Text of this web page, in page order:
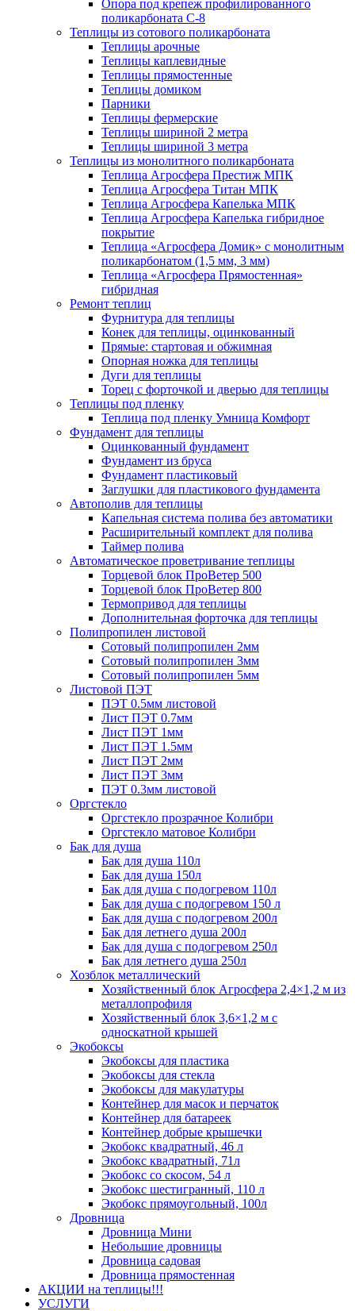
Опора под крепеж профилированного
поликарбоната С-8
Теплицы из сотового поликарбоната
Теплицы арочные
Теплицы каплевидные
Теплицы прямостенные
Теплицы домиком
Парники
Теплицы фермерские
Теплицы шириной 2 метра
Теплицы шириной 3 метра
Теплицы из монолитного поликарбоната
Теплица Агросфера Престиж МПК
Теплица Агросфера Титан МПК
Теплица Агросфера Капелька МПК
Теплица Агросфера Капелька гибридное
покрытие
Теплица «Агросфера Домик» с монолитным
поликарбонатом (1,5 мм, 3 мм)
Теплица «Агросфера Прямостенная»
гибридная
Ремонт теплиц
Фурнитура для теплицы
Конек для теплицы, оцинкованный
Прямые: стартовая и обжимная
Опорная ножка для теплицы
Дуги для теплицы
Торец с форточкой и дверью для теплицы
Теплицы под пленку
Теплица под пленку Умница Комфорт
Фундамент для теплицы
Оцинкованный фундамент
Фундамент из бруса
Фундамент пластиковый
Заглушки для пластикового фундамента
Автополив для теплицы
Капельная система полива без автоматики
Расширительный комплект для полива
Таймер полива
Автоматическое проветривание теплицы
Торцевой блок ПроВетер 500
Торцевой блок ПроВетер 800
Термопривод для теплицы
Дополнительная форточка для теплицы
Полипропилен листовой
Сотовый полипропилен 2мм
Сотовый полипропилен 3мм
Сотовый полипропилен 5мм
Листовой ПЭТ
ПЭТ 0.5мм листовой
Лист ПЭТ 0.7мм
Лист ПЭТ 1мм
Лист ПЭТ 1.5мм
Лист ПЭТ 2мм
Лист ПЭТ 3мм
ПЭТ 0.3мм листовой
Оргстекло
Оргстекло прозрачное Колибри
Оргстекло матовое Колибри
Бак для душа
Бак для душа 110л
Бак для душа 150л
Бак для душа с подогревом 110л
Бак для душа с подогревом 150 л
Бак для душа с подогревом 200л
Бак для летнего душа 200л
Бак для душа с подогревом 250л
Бак для летнего душа 250л
Хозблок металлический
Хозяйственный блок Агросфера 2,4×1,2 м из
металлопрофиля
Хозяйственный блок 3,6×1,2 м с
односкатной крышей
Экобоксы
Экобоксы для пластика
Экобоксы для стекла
Экобоксы для макулатуры
Контейнер для масок и перчаток
Контейнер для батареек
Контейнер добрые крышечки
Экобокс квадратный, 46 л
Экобокс квадратный, 71л
Экобокс со скосом, 54 л
Экобокс шестигранный, 110 л
Экобокс прямоугольный, 100л
Дровница
Дровница Мини
Небольшие дровницы
Дровница садовая
Дровница прямостенная
АКЦИИ на теплицы!!!
УСЛУГИ